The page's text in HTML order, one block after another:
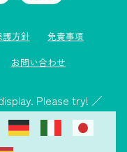
方針
免責事項
お問い合わせ
Please try! ／